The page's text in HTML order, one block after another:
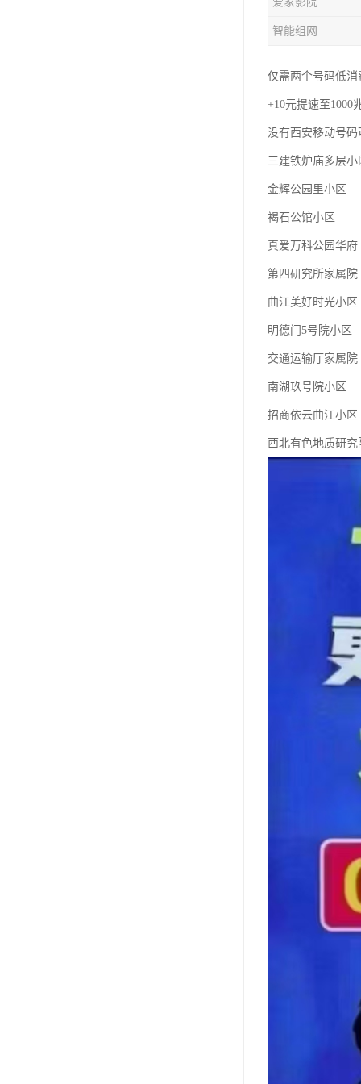
智能组网
仅需两个号码低消
+10元提速至1000
没有西安移动号
三建铁炉庙多层小
金辉公园里小区
褐石公馆小区
真爱万科公园华府
第四研究所家属院
曲江美好时光小区
明德门5号院小区
交通运输厅家属院
南湖玖号院小区
招商依云曲江小区
西北有色地质研究